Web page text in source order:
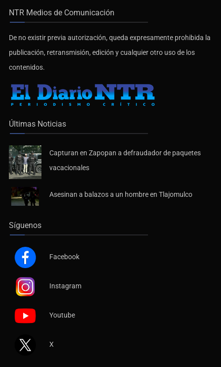
NTR Medios de Comunicación
De no existir previa autorización, queda expresamente prohibida la
publicación, retransmisión, edición y cualquier otro uso de los
contenidos.
Últimas Noticias
Capturan en Zapopan a defraudador de paquetes
vacacionales
Asesinan a balazos a un hombre en Tlajomulco
Síguenos
Facebook
Instagram
Youtube
X